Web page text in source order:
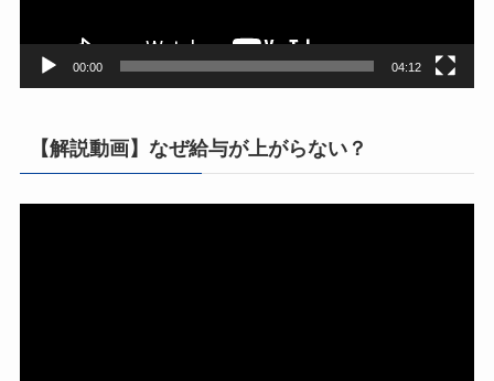
00:00 04:12
【解説動画】なぜ給与が上がらない？